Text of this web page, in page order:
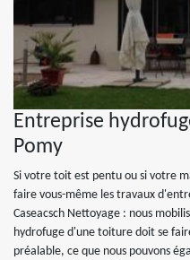
Entreprise
Pomy
Si votre toit est pentu ou si votre
faire vous-même les travaux
Caseacsch Nettoyage : nous
hydrofuge d'une toiture doit se
préalable, ce que nous pouvons